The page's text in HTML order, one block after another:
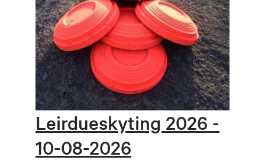
Leirdueskyting 2026 -
10-08-2026